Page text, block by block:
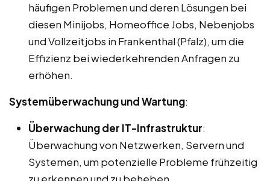
häufigen Problemen und deren Lösungen bei
diesen Minijobs, Homeoffice Jobs, Nebenjobs
und Vollzeitjobs in Frankenthal (Pfalz), um die
Effizienz bei wiederkehrenden Anfragen zu
erhöhen.
Systemüberwachung und Wartung:
Überwachung der IT-Infrastruktur:
Überwachung von Netzwerken, Servern und
Systemen, um potenzielle Probleme frühzeitig